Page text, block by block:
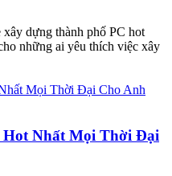
dựng thành phố PC hot
những ai yêu thích việc xây
Hot Nhất Mọi Thời Đại